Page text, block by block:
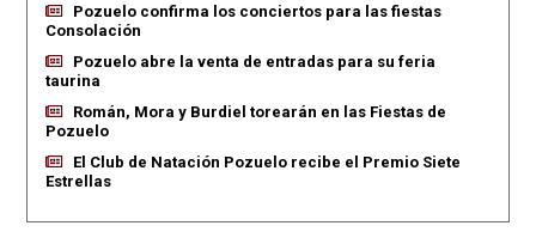
Pozuelo confirma los conciertos para las fiestas
Consolación
Pozuelo abre la venta de entradas para su feria
taurina
Román, Mora y Burdiel torearán en las Fiestas de
Pozuelo
El Club de Natación Pozuelo recibe el Premio Siete
Estrellas